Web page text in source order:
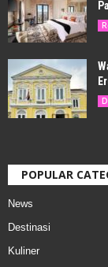
POPULAR
News
Destinasi
Kuliner